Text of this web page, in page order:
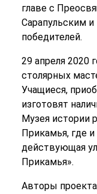
главе с
Сарапульским
победителей.
29 апреля 2020
столярных
Учащиеся,
изготовят
Музея истории
Прикамья, где и
действующая
Прикамья».
Авторы проекта